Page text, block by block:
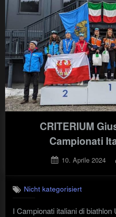
CRITERIUM
Campionati
Posted
10. Aprile 2024
Nicht kategorisiert
I Campionati italiani di